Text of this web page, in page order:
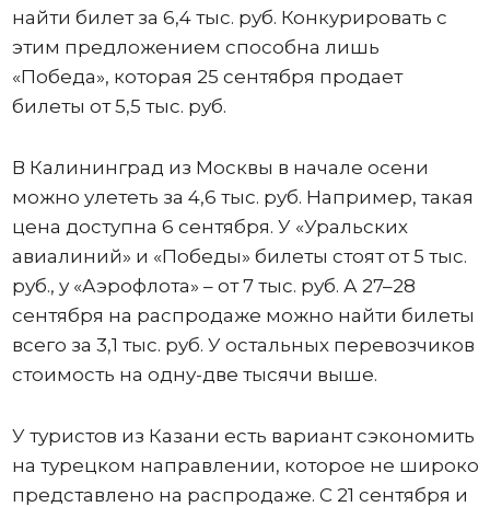
найти билет за 6,4 тыс. руб. Конкурировать с
этим предложением способна лишь
«Победа», которая 25 сентября продает
билеты от 5,5 тыс. руб.
В Калининград из Москвы в начале осени
можно улететь за 4,6 тыс. руб. Например, такая
цена доступна 6 сентября. У «Уральских
авиалиний» и «Победы» билеты стоят от 5 тыс.
руб., у «Аэрофлота» – от 7 тыс. руб. А 27–28
сентября на распродаже можно найти билеты
всего за 3,1 тыс. руб. У остальных перевозчиков
стоимость на одну-две тысячи выше.
У туристов из Казани есть вариант сэкономить
на турецком направлении, которое не широко
представлено на распродаже. С 21 сентября и